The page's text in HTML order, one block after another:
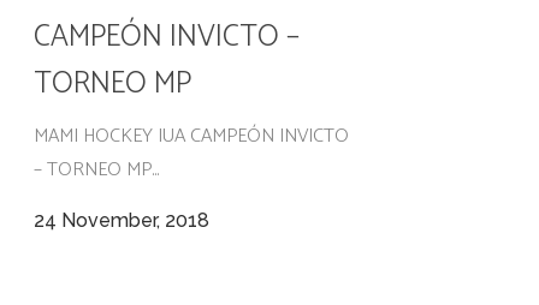
CAMPEÓN INVICTO –
TORNEO MP
MAMI HOCKEY IUA CAMPEÓN INVICTO
– TORNEO MP...
24 November, 2018